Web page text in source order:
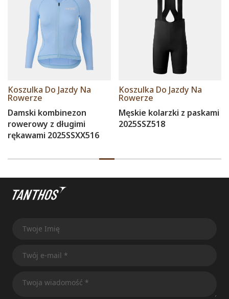
Koszulka Do Jazdy Na
Rowerze
Damski kombinezon
rowerowy z długimi
rękawami 2025SSXX516
Koszulka Do Jazdy Na
Rowerze
Męskie kolarzki z paskami
2025SSZ518